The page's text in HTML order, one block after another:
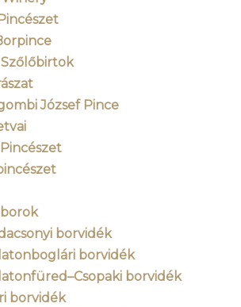
József Pince
borvidék
borvidék
borvidék
borvidék